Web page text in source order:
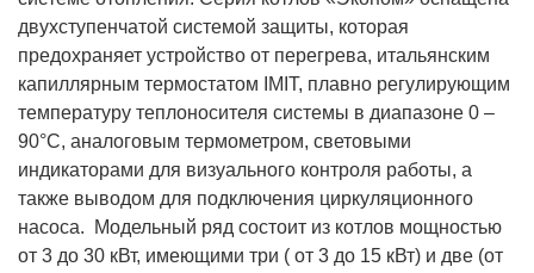
двухступенчатой системой защиты, которая
предохраняет устройство от перегрева, итальянским
капиллярным термостатом IMIT, плавно регулирующим
температуру теплоносителя системы в диапазоне 0 –
90°С, аналоговым термометром, световыми
индикаторами для визуального контроля работы, а
также выводом для подключения циркуляционного
насоса. Модельный ряд состоит из котлов мощностью
от 3 до 30 кВт, имеющими три ( от 3 до 15 кВт) и две (от